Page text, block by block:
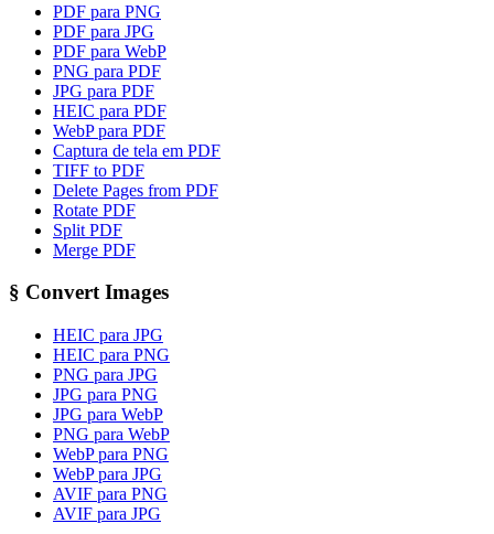
PDF para PNG
PDF para JPG
PDF para WebP
PNG para PDF
JPG para PDF
HEIC para PDF
WebP para PDF
Captura de tela em PDF
TIFF to PDF
Delete Pages from PDF
Rotate PDF
Split PDF
Merge PDF
§ Convert Images
HEIC para JPG
HEIC para PNG
PNG para JPG
JPG para PNG
JPG para WebP
PNG para WebP
WebP para PNG
WebP para JPG
AVIF para PNG
AVIF para JPG